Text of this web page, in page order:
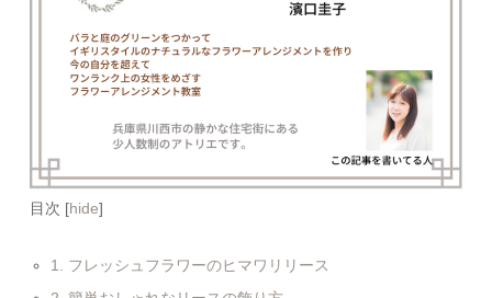
目次 [hide]
1.
フレッシュフラワーのヒマワリリース